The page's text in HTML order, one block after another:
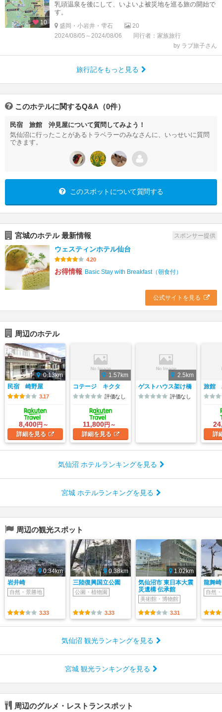
10
乳頭温泉を後にして、いよいよ被災地を巡る旅の開始で
す。
盛岡・小岩井・雫石
20
2024/08/05～2024/08/06
同行者：家族旅行
by ラブ旅子さん
旅行記をもっと見る
このホテルに関するQ&A（0件）
民宿 旅館 沖見屋について質問してみよう！
気仙沼に行ったことがあるトラベラーのみなさんに、いっせいに質問
できます。
このスポットについて質問する
宮城のホテル 最新情報 スポンサー提供
ウェスティンホテル仙台
4.20
お得情報 Basic Stay with Breakfast（朝食付）
公式サイトを見る
周辺のホテル
0.13km
民宿 崎野屋
3.17
8,400円～
詳細を見る
1.57km
コテージ キクタ
評価なし
11,800円～
詳細を見る
2.5km
ゲストハウス架け橋
評価なし
旅館
詳
気仙沼 ホテルランキングを見る
宮城 ホテルランキングを見る
周辺の観光スポット
0.34km
岩井崎
自然・景勝地
3.33
0.38km
三陸復興国立公園
公園・植物園
3.33
1.02km
気仙沼市 東日本大震
災遺構 伝承館
美術館・博物館
3.31
龍舞崎
自然
気仙沼 観光ランキングを見る
宮城 観光ランキングを見る
周辺のグルメ・レストランスポット